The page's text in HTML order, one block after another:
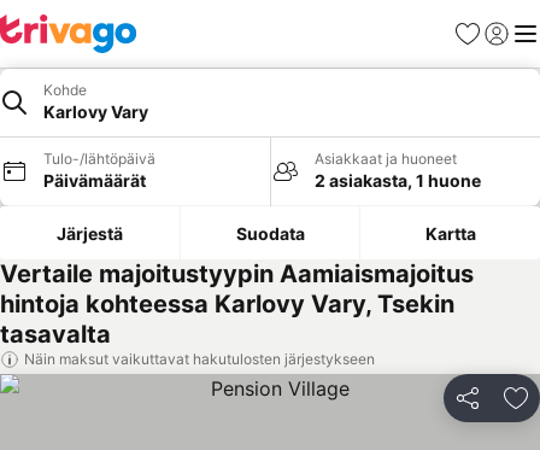
Suosikit
Kohde
Karlovy Vary
Tulo-/lähtöpäivä
Päivämäärät
Asiakkaat ja huoneet
2 asiakasta, 1 huone
Järjestä Suodata Kartta
Vertaile majoitustyypin Aamiaismajoitus
hintoja kohteessa Karlovy Vary, Tsekin
tasavalta
Näin maksut vaikuttavat hakutulosten järjestykseen
Jaa